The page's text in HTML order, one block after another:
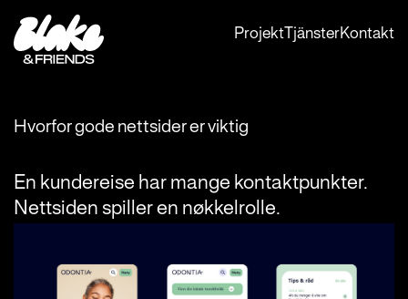
innehåll
ProjektTjänsterKontakt
Hvorfor gode nettsider er viktig
En kundereise har mange kontaktpunkter.
Nettsiden spiller en nøkkelrolle.